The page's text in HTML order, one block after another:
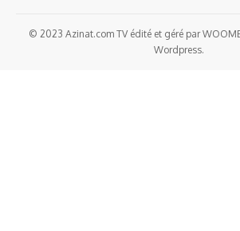
© 2023 Azinat.com TV édité et géré par
Wordpress.